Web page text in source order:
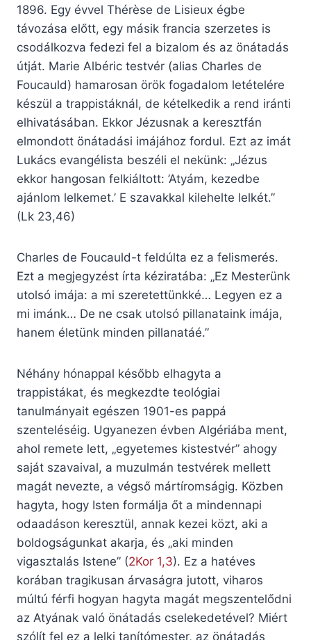
1896. Egy évvel Thérèse de Lisieux égbe
távozása előtt, egy másik francia szerzetes is
csodálkozva fedezi fel a bizalom és az önátadás
útját. Marie Albéric testvér (alias Charles de
Foucauld) hamarosan örök fogadalom letételére
készül a trappistáknál, de kételkedik a rend iránti
elhivatásában. Ekkor Jézusnak a keresztfán
elmondott önátadási imájához fordul. Ezt az imát
Lukács evangélista beszéli el nekünk: „Jézus
ekkor hangosan felkiáltott: ’Atyám, kezedbe
ajánlom lelkemet.’ E szavakkal kilehelte lelkét.”
(Lk 23,46)
Charles de Foucauld-t feldúlta ez a felismerés.
Ezt a megjegyzést írta kéziratába: „Ez Mesterünk
utolsó imája: a mi szeretettünkké… Legyen ez a
mi imánk… De ne csak utolsó pillanataink imája,
hanem életünk minden pillanatáé.”
Néhány hónappal később elhagyta a
trappistákat, és megkezdte teológiai
tanulmányait egészen 1901-es pappá
szenteléséig. Ugyanezen évben Algériába ment,
ahol remete lett, „egyetemes kistestvér” ahogy
saját szavaival, a muzulmán testvérek mellett
magát nevezte, a végső mártíromságig. Közben
hagyta, hogy Isten formálja őt a mindennapi
odaadáson keresztül, annak kezei közt, aki a
boldogságunkat akarja, és „aki minden
vigasztalás Istene” (2Kor 1,3). Ez a hatéves
korában tragikusan árvaságra jutott, viharos
múltú férfi hogyan hagyta magát megszentelődni
az Atyának való önátadás cselekedetével? Miért
szólít fel ez a lelki tanítómester, az önátadás